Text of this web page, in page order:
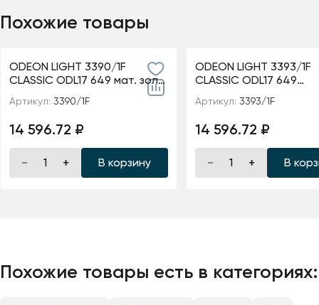
Похожие товары
ODEON LIGHT 3390/1F
CLASSIC ODL17 649 мат. зол/
абажур ткань/хрусталь
Торшер E14 40W 220V
Артикул: 3390/1F
14 596.72 ₽
В корзину
ODEON LIGHT 3393/1F
CLASSIC ODL17 649
мат.золото/абажур
хрусталь Торшер E14
Артикул: 3393/1F
14 596.72 ₽
В
Похожие товары есть в категориях: